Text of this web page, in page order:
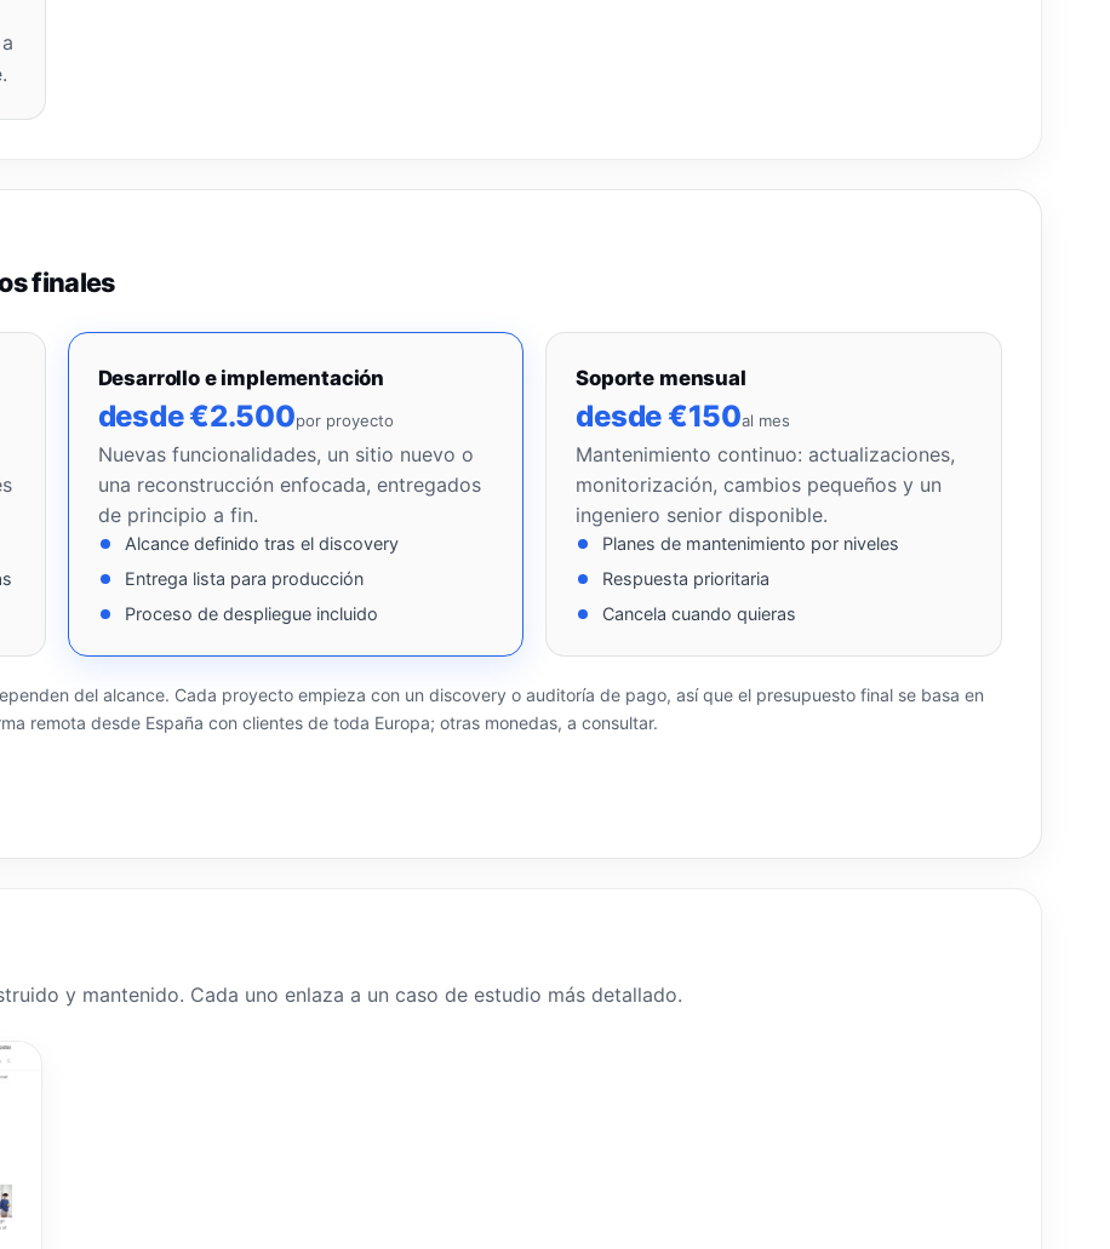
finales
Desarrollo e implementación
desde €2.500por proyecto
Nuevas funcionalidades, un sitio nuevo o
una reconstrucción enfocada, entregados
de principio a fin.
Alcance definido tras el discovery
Entrega lista para producción
Proceso de despliegue incluido
Soporte mensual
desde €150al mes
Mantenimiento continuo: actualizaciones,
monitorización, cambios pequeños y un
ingeniero senior disponible.
Planes de mantenimiento por niveles
Respuesta prioritaria
Cancela cuando quieras
del alcance. Cada proyecto empieza con un discovery o auditoría de pago, así que el presupuesto final se basa en
remota desde España con clientes de toda Europa; otras monedas, a consultar.
y mantenido. Cada uno enlaza a un caso de estudio más detallado.